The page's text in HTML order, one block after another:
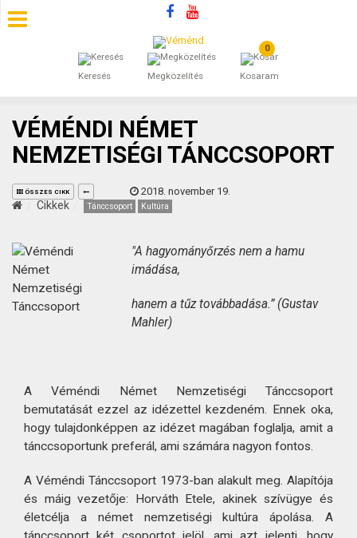
Keresés Megközelítés
0
Kosaram
SZÁLLÁSOK
ÁLTALÁNOS SZERZŐDÉSI FELTÉTELEK
KINCSES BARANYA VÉMÉND
VÉMÉNDI NÉMET
NEMZETISÉGI TÁNCCSOPORT
ÖSSZES CIKK 2018. november 19.
Cikkek Tánccsoport Kultúra
"A hagyományőrzés nem a hamu
imádása,
hanem a tűz továbbadása.” (Gustav
Mahler)
A Véméndi Német Nemzetiségi Tánccsoport
bemutatását ezzel az idézettel kezdeném. Ennek oka,
hogy tulajdonképpen az idézet magában foglalja, amit a
tánccsoportunk preferál, ami számára nagyon fontos.
A Véméndi Tánccsoport 1973-ban alakult meg. Alapítója
és máig vezetője: Horváth Etele, akinek szívügye és
életcélja a német nemzetiségi kultúra ápolása. A